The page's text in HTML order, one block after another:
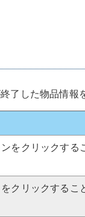
了した物品情報
をクリックする
クリックする